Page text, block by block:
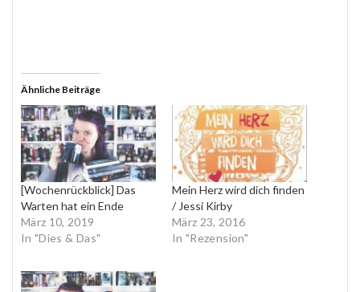
Ähnliche Beiträge
[Wochenrückblick] Das
Warten hat ein Ende
März 10, 2019
In "Dies & Das"
Mein Herz wird dich finden
/ Jessi Kirby
März 23, 2016
In "Rezension"